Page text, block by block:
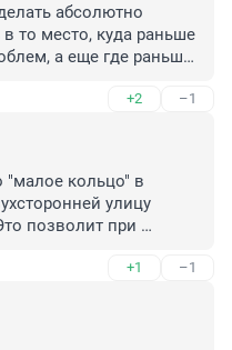
абсолютно
то место, куда раньше
а еще где раньше
на практики данная
создавая
+2 –1
"малое кольцо" в
улицу
позволит при
ул. Горького! Зачем
создавать больше
ул. Грибоедова
+1 –1